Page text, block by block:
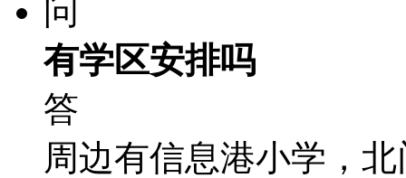
问
有学区安排吗
答
周边有信息港小学，